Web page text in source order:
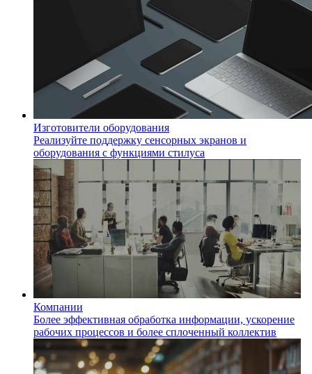
Изготовители оборудования
Реализуйте поддержку сенсорных экранов и
оборудования с функциями стилуса
Компании
Более эффективная обработка информации, ускорение
рабочих процессов и более сплоченный коллектив